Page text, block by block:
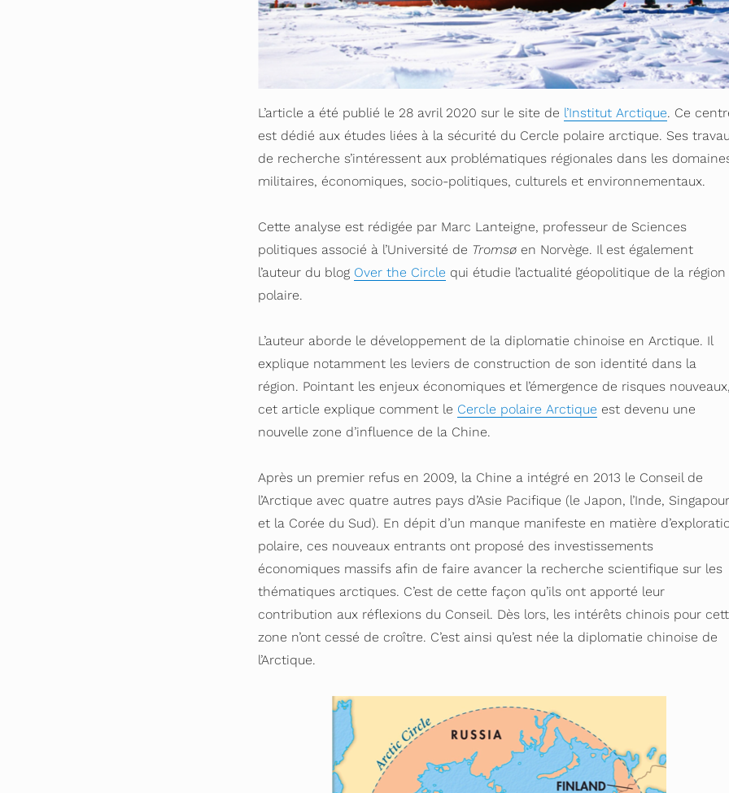
L’article a été publié le 28 avril 2020 sur le site de l’Institut Arctique. Ce
est dédié aux études liées à la sécurité du Cercle polaire arctique. Ses
de recherche s’intéressent aux problématiques régionales dans les
militaires, économiques, socio-politiques, culturels et environnementaux.
Cette analyse est rédigée par Marc Lanteigne, professeur de Sciences
politiques associé à l’Université de Tromsø en Norvège. Il est également
l’auteur du blog Over the Circle qui étudie l’actualité géopolitique de la région
polaire.
L’auteur aborde le développement de la diplomatie chinoise en Arctique. Il
explique notamment les leviers de construction de son identité dans la
région. Pointant les enjeux économiques et l’émergence de risques nouveaux,
cet article explique comment le Cercle polaire Arctique est devenu une
nouvelle zone d’influence de la Chine.
Après un premier refus en 2009, la Chine a intégré en 2013 le Conseil de
l’Arctique avec quatre autres pays d’Asie Pacifique (le Japon, l’Inde, Singapour
et la Corée du Sud). En dépit d’un manque manifeste en matière
polaire, ces nouveaux entrants ont proposé des investissements
économiques massifs afin de faire avancer la recherche scientifique sur les
thématiques arctiques. C’est de cette façon qu’ils ont apporté leur
contribution aux réflexions du Conseil. Dès lors, les intérêts chinois pour
zone n’ont cessé de croître. C’est ainsi qu’est née la diplomatie chinoise de
l’Arctique.